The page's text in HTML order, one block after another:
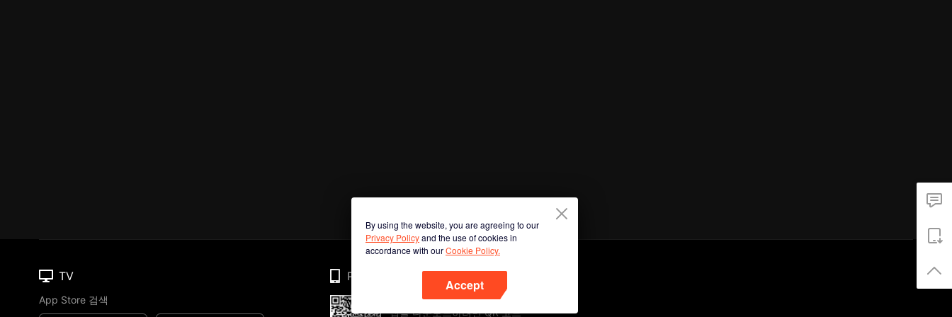
By using the website, you are agreeing to our
Privacy Policyand the use of cookies in
accordance with ourCookie Policy.
Accept
TV
App Store 검색
Phone
앱을 다운로드하려면 QR 코드